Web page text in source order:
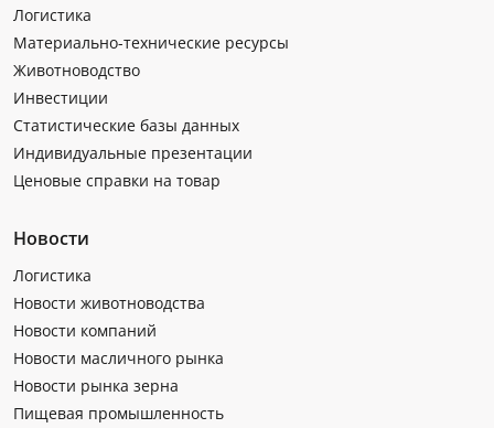
Логистика
Материально-технические ресурсы
Животноводство
Инвестиции
Статистические базы данных
Индивидуальные презентации
Ценовые справки на товар
Новости
Логистика
Новости животноводства
Новости компаний
Новости масличного рынка
Новости рынка зерна
Пищевая промышленность